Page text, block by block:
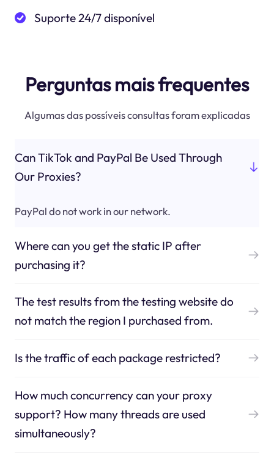
Suporte 24/7 disponível
Perguntas mais frequentes
Algumas das possíveis consultas foram explicadas
Can TikTok and PayPal Be Used Through
Our Proxies?
PayPal do not work in our network.
Where can you get the static IP after
purchasing it?
The test results from the testing website do
not match the region I purchased from.
Is the traffic of each package restricted?
How much concurrency can your proxy
support? How many threads are used
simultaneously?